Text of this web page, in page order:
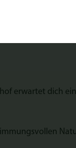
erwartet dich